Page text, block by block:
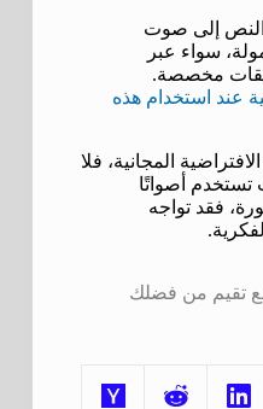
النص إلى صوت
سواء عبر
مخصصة.
عند استخدام هذه
المجانية، فلا
أصواتًا
فقد تواجه
تقيم من فضلك